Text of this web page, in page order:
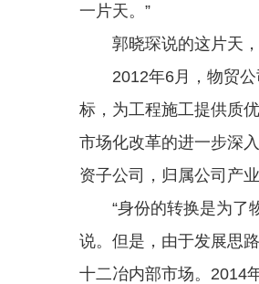
一片天。”
郭晓琛说的这片天，
2012年6月，物贸公
标，为工程施工提供质
市场化改革的进一步深
资子公司，归属公司产
“身份的转换是为了物
说。但是，由于发展思
十二冶内部市场。2014